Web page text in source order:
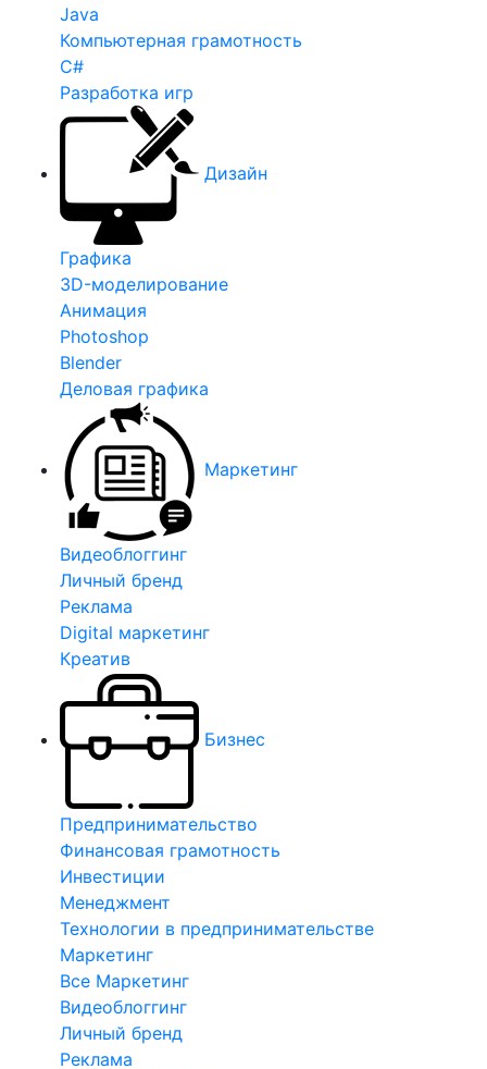
Java
Компьютерная грамотность
C#
Разработка игр
Дизайн
Графика
3D-моделирование
Анимация
Photoshop
Blender
Деловая графика
Маркетинг
Видеоблоггинг
Личный бренд
Реклама
Digital маркетинг
Креатив
Бизнес
Предпринимательство
Финансовая грамотность
Инвестиции
Менеджмент
Технологии в предпринимательстве
Маркетинг
Все Маркетинг
Видеоблоггинг
Личный бренд
Реклама